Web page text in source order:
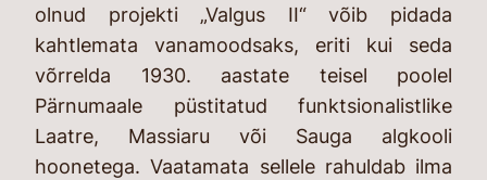
olnud projekti „Valgus II“ võib pidada
kahtlemata vanamoodsaks, eriti kui seda
võrrelda 1930. aastate teisel poolel
Pärnumaale püstitatud funktsionalistlike
Laatre, Massiaru või Sauga algkooli
hoonetega. Vaatamata sellele rahuldab ilma